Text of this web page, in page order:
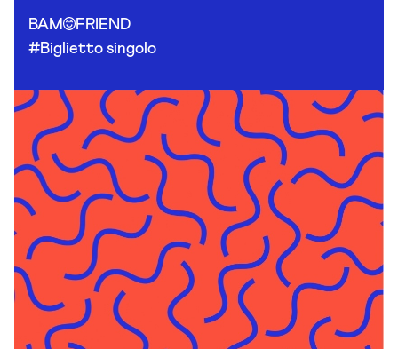
BAM
FRIEND
#Biglietto singolo